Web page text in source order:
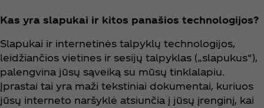
Kas yra slapukai ir kitos panašios technologijos?
Slapukai ir internetinės talpyklų technologijos,
leidžiančios vietines ir sesijų talpyklas („slapukus“),
palengvina jūsų sąveiką su mūsų tinklalapiu.
Įprastai tai yra maži tekstiniai dokumentai, kuriuos
jūsų interneto naršyklė atsiunčia į jūsų įrenginį, kai